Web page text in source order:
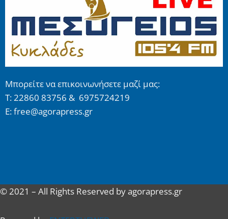
Μπορείτε να επικοινωνήσετε μαζί μας:
Τ: 22860 83756 & 6975724219
E: free@agorapress.gr
© 2021 – All Rights Reserved by agorapress.gr